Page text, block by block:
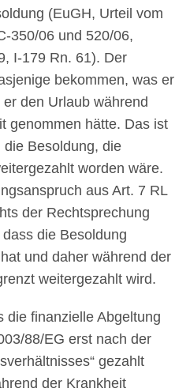
(EuGH, Urteil vom
350/06 und 520/06,
I-179 Rn. 61). Der
bekommen, was er
den Urlaub während
genommen hätte. Das ist
Besoldung, die
worden wäre.
aus Art. 7 RL
der Rechtsprechung
die Besoldung
und daher während der
weitergezahlt wird.
die finanzielle Abgeltung
88/EG erst nach der
gezahlt
der Krankheit